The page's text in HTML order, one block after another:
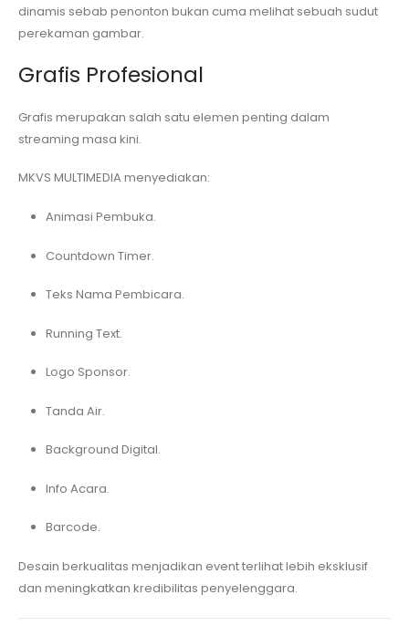
dinamis sebab penonton bukan cuma melihat sebuah sudut
perekaman gambar.
Grafis Profesional
Grafis merupakan salah satu elemen penting dalam
streaming masa kini.
MKVS MULTIMEDIA menyediakan:
Animasi Pembuka.
Countdown Timer.
Teks Nama Pembicara.
Running Text.
Logo Sponsor.
Tanda Air.
Background Digital.
Info Acara.
Barcode.
Desain berkualitas menjadikan event terlihat lebih eksklusif
dan meningkatkan kredibilitas penyelenggara.